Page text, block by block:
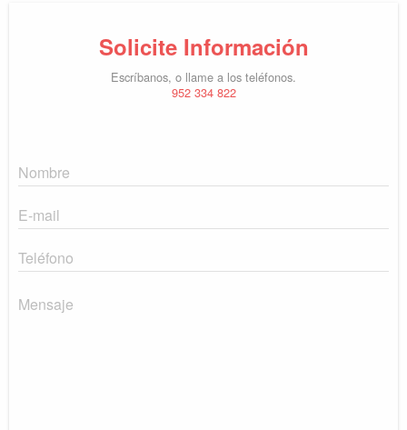
Solicite Información
Escríbanos, o llame a los teléfonos.
952 334 822